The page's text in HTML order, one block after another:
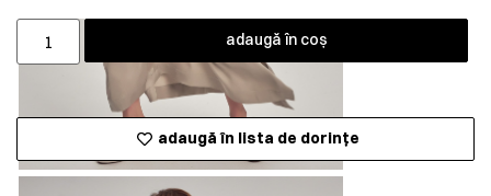
adaugă în coș
adaugă în lista de dorințe